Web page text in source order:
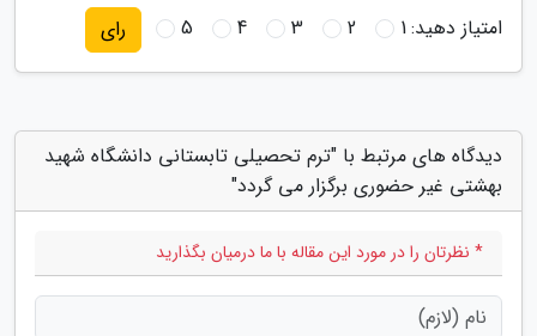
امتیاز دهید:1
2
3
4
5 رای
دیدگاه های مرتبط با "ترم تحصیلی تابستانی دانشگاه شهید
بهشتی غیر حضوری برگزار می گردد"
* نظرتان را در مورد این مقاله با ما درمیان بگذارید